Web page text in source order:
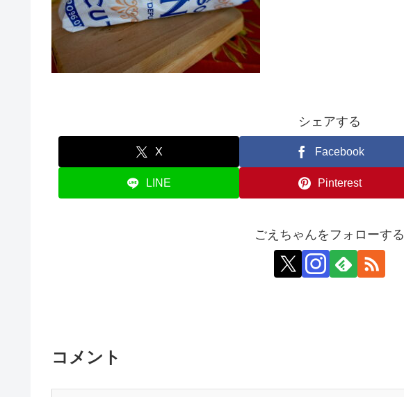
シェアする
X Facebook
LINE Pinterest
ごえちゃんをフォローする
コメント